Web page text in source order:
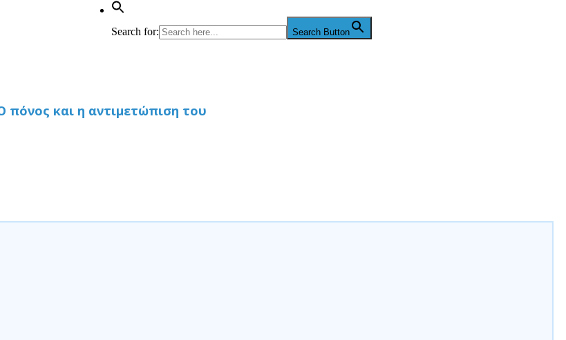
Search for: Search Button
πόνος και η αντιμετώπιση του